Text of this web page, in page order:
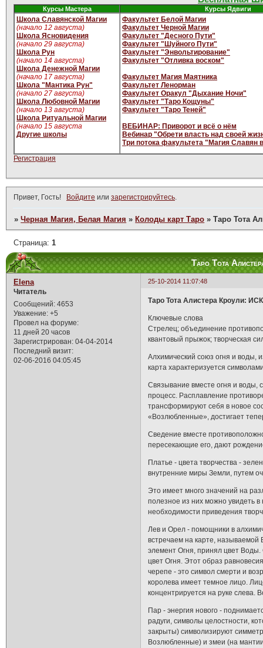
Курсы Мастера Курсы Ядвиги
Школа Славянской Магии
(начало 12 августа)
Школа Ясновидения
(начало 29 августа)
Школа Рун
(начало 14 августа)
Школа Денежной Магии
(начало 17 августа)
Школа "Мантика Рун"
(начало 27 августа)
Школа Любовной Магии
(начало 13 августа)
Школа Ритуальной Магии
(начало 15 августа
Другие школы
Факультет Белой Магии
Факультет Черной Магии
Факультет "Десного Пути"
Факультет "Шуйного Пути"
Факультет "Энвольтирование"
Факультет "Отливка воском"
Факультет Магия Маятника
Факультет Ленорман
Факультет Оракул "Дыхание Ночи"
Факультет "Таро Кощуны"
Факультет "Таро Теней"
ВЕБИНАР: Приворот и всё о нём
Вебинар "Обрети власть над своей
Три потока факультета "Магия Славян
Регистрация
Привет, Гость! Войдите или зарегистрируйтесь
»Черная Магия, Белая Магия » Колоды карт Таро »Таро Тота
Таро Тота
Страница: 1
25-10-2014 11:07:48
Elena
Читатель
Сообщений: 4653
Уважение: +5
Провел на форуме:
11 дней 20 часов
Зарегистрирован: 04-04-2014
Последний визит:
02-06-2016 04:05:45
Таро Тота Алистера Кроули:
Ключевые слова
Стрелец; объединение
квантовый прыжок; творческая
Алхимический союз огня и воды,
карта характеризуется
Связывание вместе огня и воды,
процесс. Расплавление
трансформируют себя в новое
«Возлюбленные», достигает
Сведение вместе
пересекающие его, дают
Платье - цвета творчества -
внутренние миры Земли, путем
Это имеет много значений на
полезное из них можно увидеть в
необходимости приведения
Лев и Орел - помощники в
встречаем на карте,
элемент Огня, принял цвет
цвет Огня. Этот образ
черепе - это символ смерти и
королева имеет темное лицо.
концентрируется на руке слева.
Пар - энергия нового -
радуги, символы целостности,
закрыты) символизируют
Возлюбленные) и змеи (на